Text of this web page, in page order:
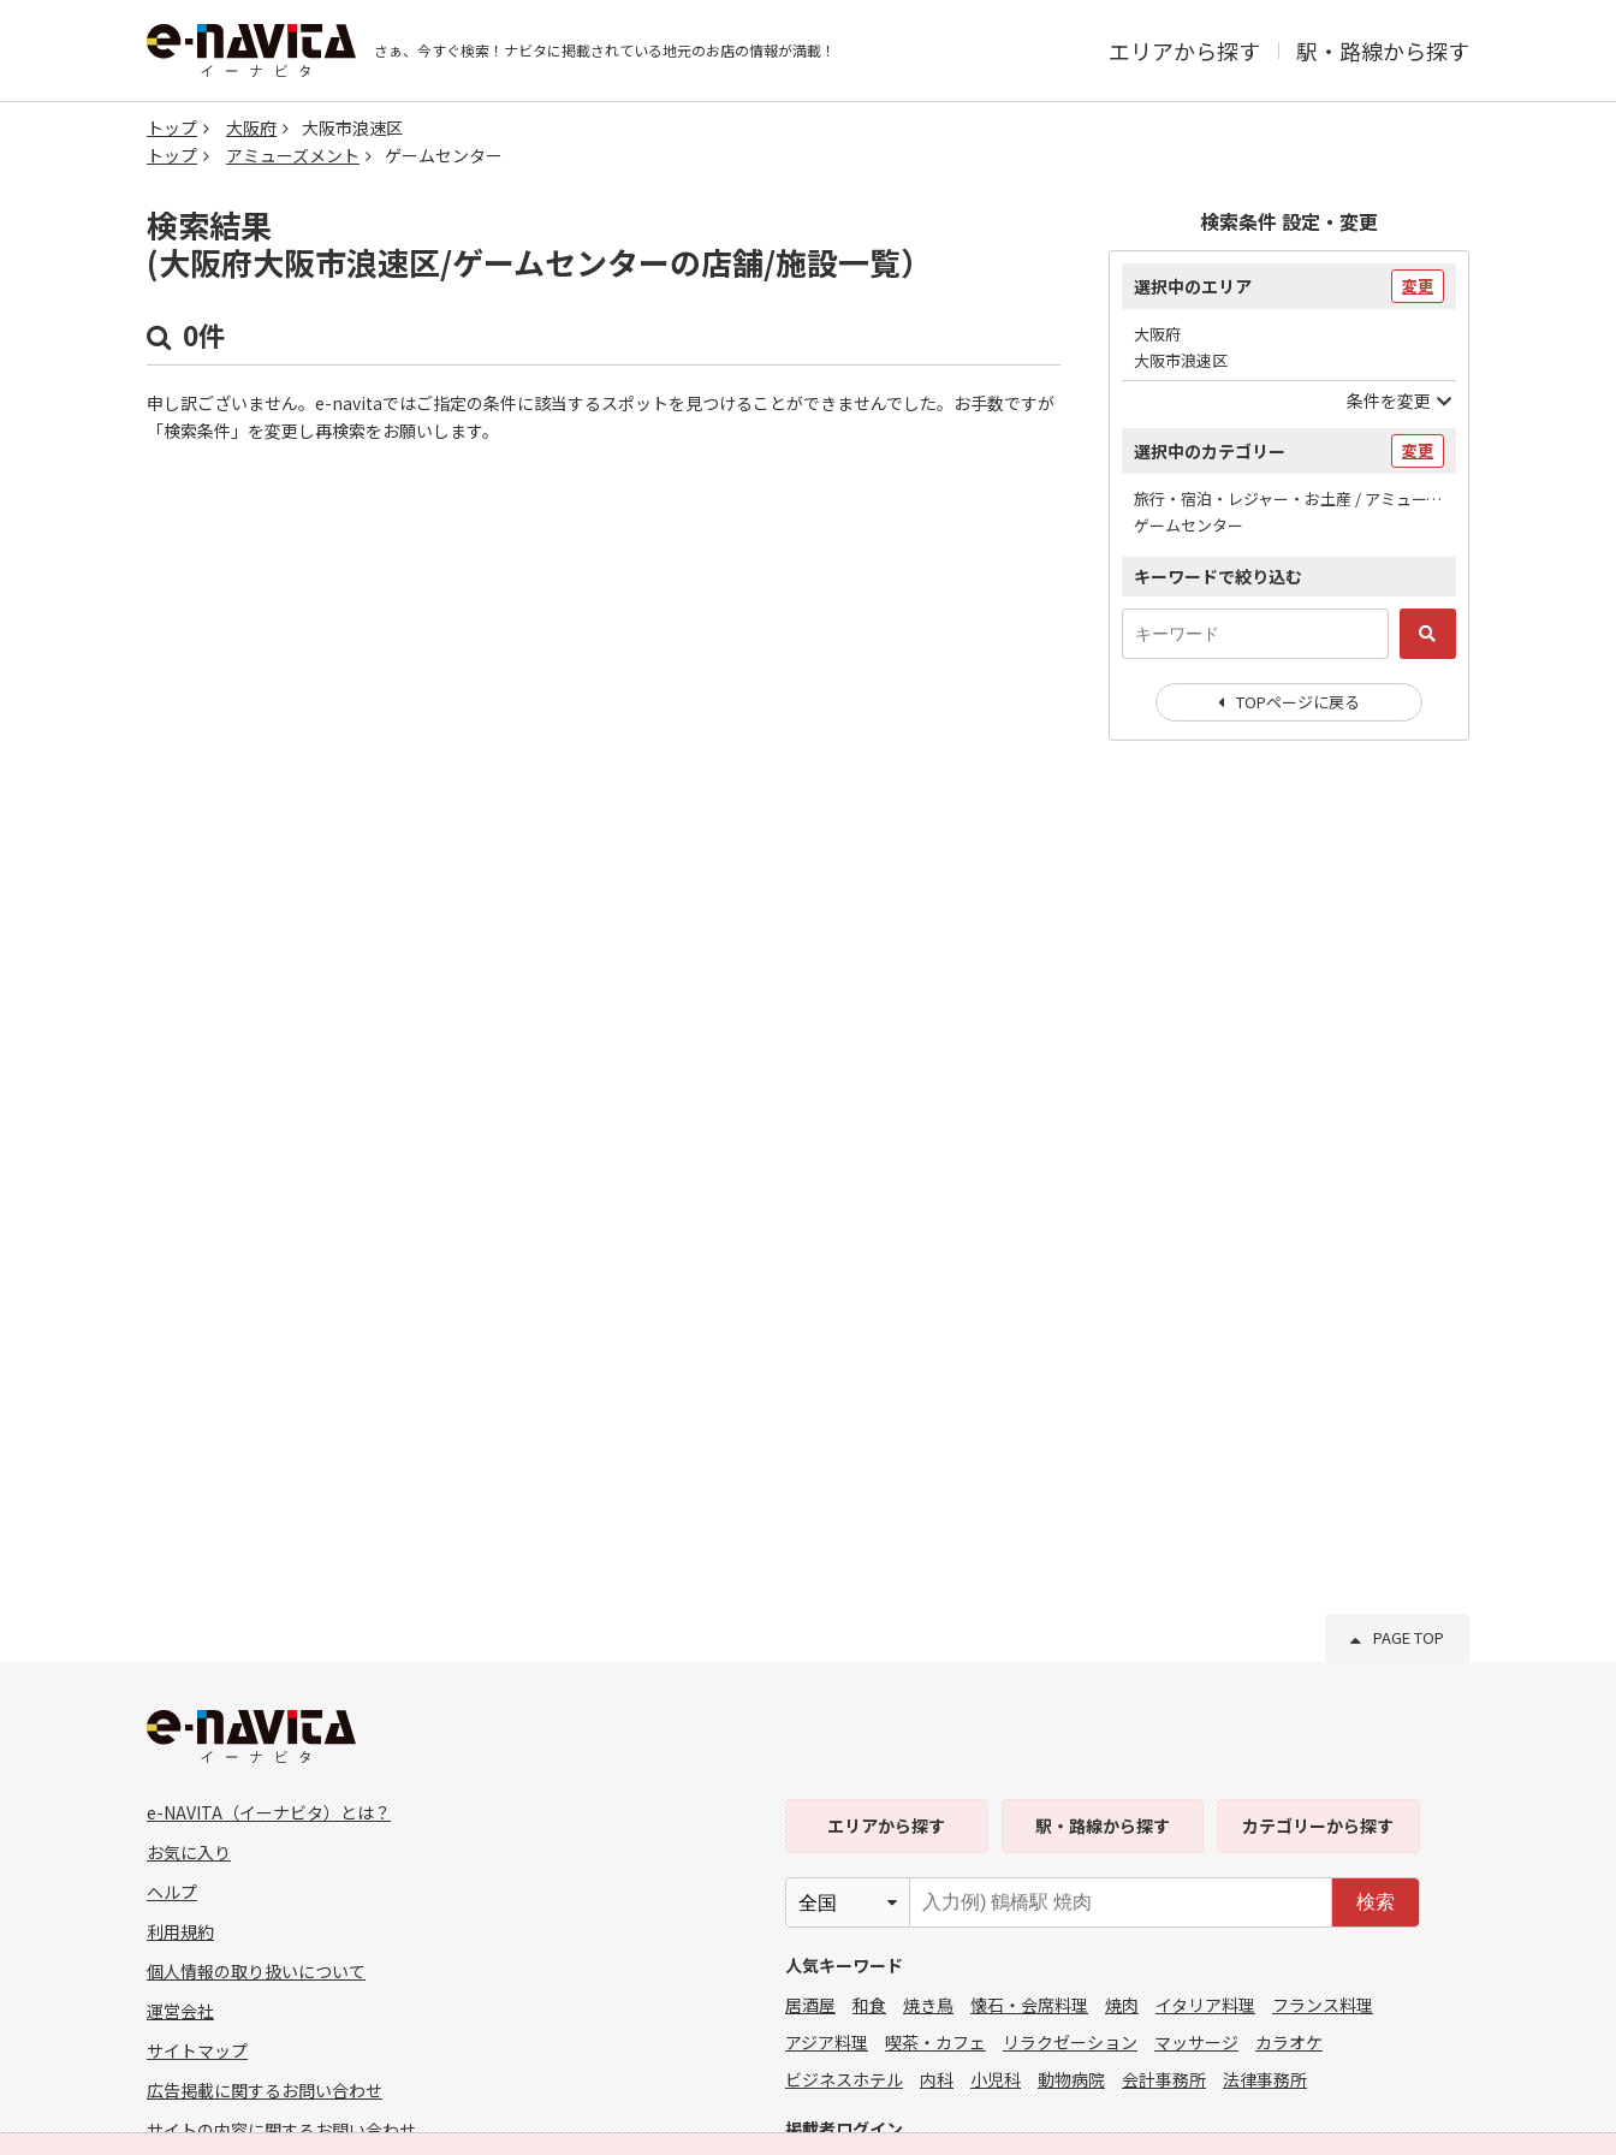
さぁ、今すぐ検索！ ナビタに掲載されている地元のお店の情報が満載！ エリアから探す 駅・路線から探す
トップ 大阪府
大阪市浪速区
トップ
アミューズメント ゲームセンター
検索結果
(大阪府大阪市浪速区/ゲームセンターの店舗/施設一覧）
0件
申し訳ございません。e-navitaではご指定の条件に該当するスポットを見つけることができませんでした。お手数ですが
「検索条件」を変更し再検索をお願いします。
検索条件 設定・変更
選択中のエリア 変更
大阪府
大阪市浪速区
条件を変更
選択中のカテゴリー 変更
旅行・宿泊・レジャー・お土産 / アミューズメント
ゲームセンター
キーワードで絞り込む
TOPページに戻る
PAGE TOP
e-NAVITA（イーナビタ）とは？
お気に入り
ヘルプ
利用規約
個人情報の取り扱いについて
運営会社
サイトマップ
広告掲載に関するお問い合わせ
サイトの内容に関するお問い合わせ
エリアから探す 駅・路線から探す カテゴリーから探す
検索
人気キーワード
居酒屋
和食 焼き鳥 懐石・会席料理 焼肉 イタリア料理
フランス料理
アジア料理
喫茶・カフェ リラクゼーション マッサージ
カラオケ
ビジネスホテル
内科 小児科 動物病院 会計事務所 法律事務所
掲載者ログイン